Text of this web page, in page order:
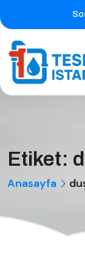
Etiket:
Anasayfa